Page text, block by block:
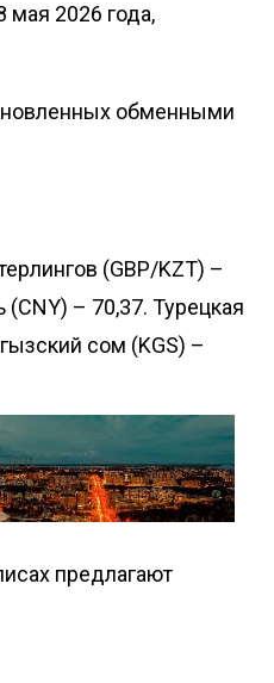
мая 2026 года,
обменными
(GBP/KZT) –
– 70,37. Турецкая
сом (KGS) –
предлагают